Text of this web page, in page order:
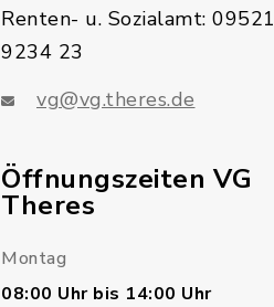
Renten- u. Sozialamt: 09521
9234 23
vg@vg.theres.de
Öffnungszeiten VG
Theres
Montag
08:00 Uhr bis 14:00 Uhr